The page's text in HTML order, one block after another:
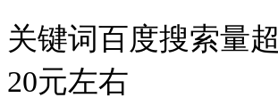
关键词百度搜索量超
20元左右